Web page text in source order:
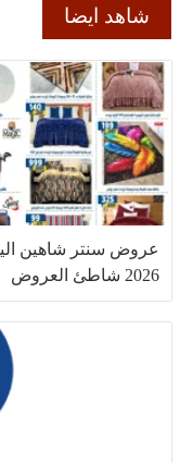
شاهد ايضا
2026 شاطئ العروض